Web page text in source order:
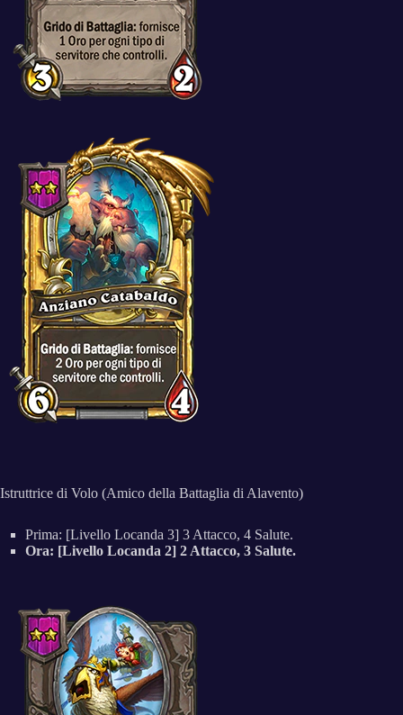
Istruttrice di Volo (Amico della Battaglia di Alavento)
Prima: [Livello Locanda 3] 3 Attacco, 4 Salute.
Ora: [Livello Locanda 2] 2 Attacco, 3 Salute.